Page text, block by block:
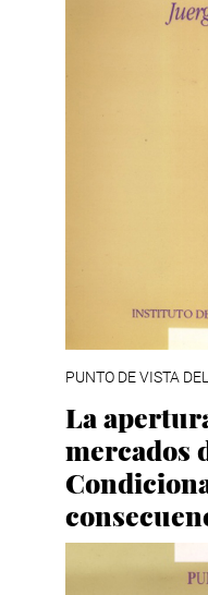
PUNTO DE VISTA
La
mercados